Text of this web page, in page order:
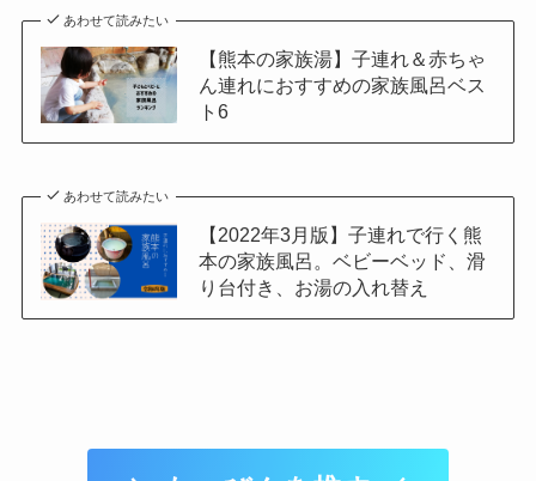
あわせて読みたい
【熊本の家族湯】子連れ＆赤ちゃ
ん連れにおすすめの家族風呂ベス
ト6
あわせて読みたい
【2022年3月版】子連れで行く熊
本の家族風呂。ベビーベッド、滑
り台付き、お湯の入れ替え